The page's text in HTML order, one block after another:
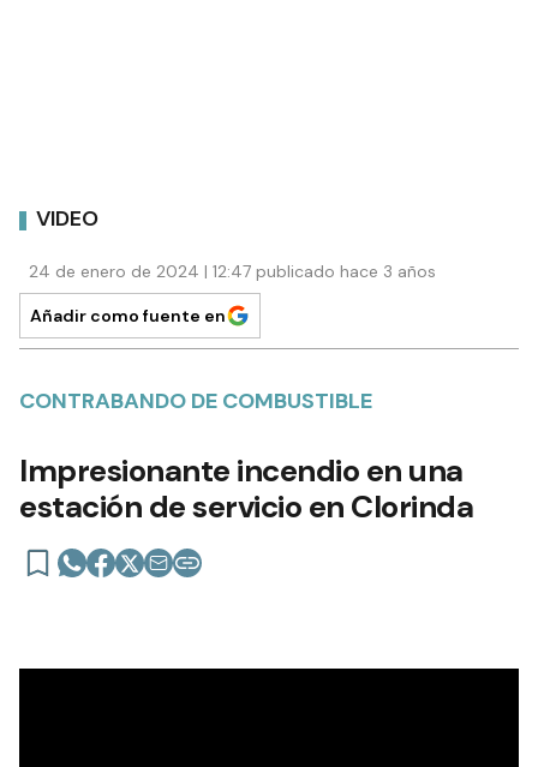
VIDEO
24 de enero de 2024 | 12:47 publicado hace 3 años
Añadir como fuente en
CONTRABANDO DE COMBUSTIBLE
Impresionante incendio en una
estación de servicio en Clorinda